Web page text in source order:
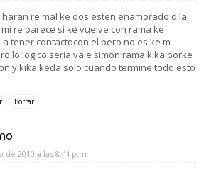
haran re mal ke dos esten enamorado d la
re parece si ke vuelve con rama ke
a tener contactocon el pero no es ke m
lo logico seria vale simon rama kika porke
y kika keda solo cuando termine todo esto
Borrar
de 2010 a las 8:41 p.m.